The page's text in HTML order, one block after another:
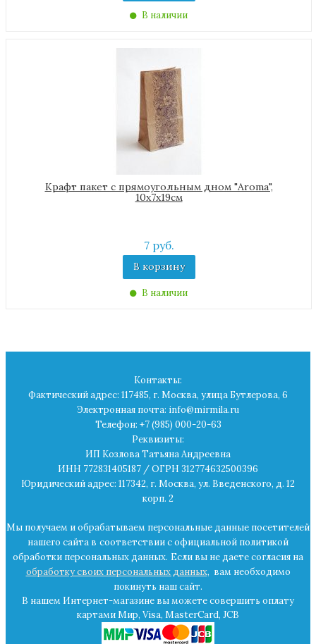
В наличии
Крафт пакет с прямоугольным дном "Aroma",
10х7х19см
7 руб.
В корзину
В наличии
Контакты:
Фактический адрес: 117485, г. Москва, улица Бутлерова, 6
Электронная почта: info@mirmila.ru
Телефон: +7 (985) 000-20-63
Реквизиты:
ИП Козлова Татьяна Андреевна
ИНН 772831405187 / ОГРН 312774632500396
Юридический адрес: 117342, г. Москва, ул. Введенского, д. 12
корп. 2
Мы получаем и обрабатываем персональные данные посетителей
нашего сайта в соответствии с официальной политикой
обработки персональных данных. Если вы не даете согласия на
обработку своих персональных данных, вам необходимо
покинуть наш сайт.
В нашем Интернет-магазине вы можете совершить оплату
картами Мир, Visa, MasterCard, JCB